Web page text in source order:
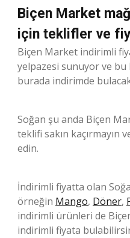
Biçen Market
için teklifler ve
Biçen Market indirimli
yelpazesi sunuyor ve
burada indirimde
Soğan şu anda Biçen
teklifi sakın kaçırmayın
edin.
İndirimli fiyatta olan
örneğin Mango, Döner,
indirimli ürünleri de
indirimli fiyata